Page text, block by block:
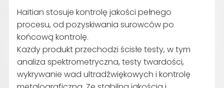
Haitian stosuje kontrolę jakości pełnego
procesu, od pozyskiwania surowców po
końcową kontrolę.
Każdy produkt przechodzi ścisłe testy, w tym
analiza spektrometryczna, testy twardości,
wykrywanie wad ultradźwiękowych i kontrolę